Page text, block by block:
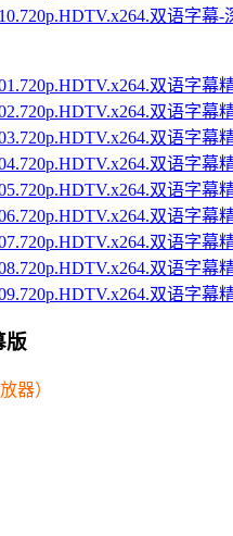
双语字幕
双语字幕
双语字幕
双语字幕
双语字幕
双语字幕
双语字幕
双语字幕
双语字幕
双语字幕
版
器）